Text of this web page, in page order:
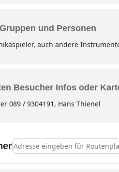
und Personen
auch andere
Besucher Infos oder
089 / 9304191, Hans Thienel
Adresse -